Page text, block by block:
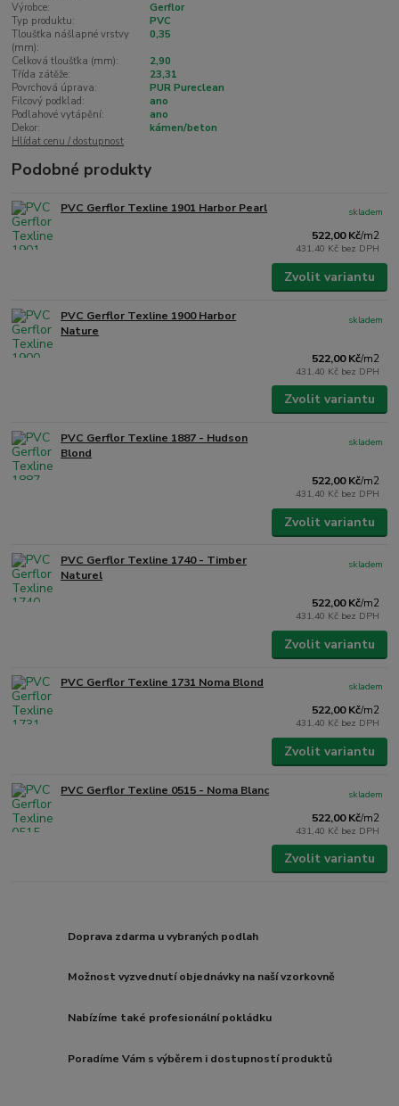
Výrobce:
Gerflor
Typ produktu:
PVC
Tloušťka nášlapné vrstvy
(mm):
0,35
Celková tloušťka (mm):
2,90
Třída zátěže:
23,31
Povrchová úprava:
PUR Pureclean
Filcový podklad:
ano
Podlahové vytápění:
ano
Dekor:
kámen/beton
Hlídat cenu / dostupnost
Podobné produkty
PVC Gerflor Texline 1901 Harbor Pearl
522,00 Kč/m2
431,40 Kč bez DPH
skladem
Zvolit variantu
PVC Gerflor Texline 1900 Harbor
Nature
522,00 Kč/m2
431,40 Kč bez DPH
skladem
Zvolit variantu
PVC Gerflor Texline 1887 - Hudson
Blond
522,00 Kč/m2
431,40 Kč bez DPH
skladem
Zvolit variantu
PVC Gerflor Texline 1740 - Timber
Naturel
522,00 Kč/m2
431,40 Kč bez DPH
skladem
Zvolit variantu
PVC Gerflor Texline 1731 Noma Blond
522,00 Kč/m2
431,40 Kč bez DPH
skladem
Zvolit variantu
PVC Gerflor Texline 0515 - Noma Blanc
522,00 Kč/m2
431,40 Kč bez DPH
skladem
Zvolit variantu
Doprava zdarma u vybraných podlah
Možnost vyzvednutí objednávky na naší vzorkovně
Nabízíme také profesionální pokládku
Poradíme Vám s výběrem i dostupností produktů